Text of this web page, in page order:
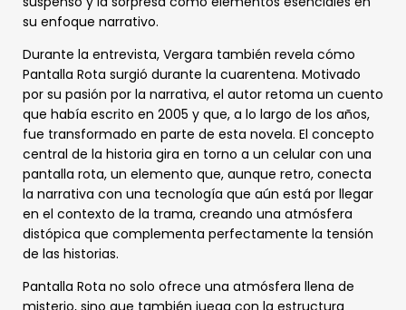
su enfoque narrativo.
Durante la entrevista, Vergara también revela cómo
Pantalla Rota surgió durante la cuarentena. Motivado
por su pasión por la narrativa, el autor retoma un cuento
que había escrito en 2005 y que, a lo largo de los años,
fue transformado en parte de esta novela. El concepto
central de la historia gira en torno a un celular con una
pantalla rota, un elemento que, aunque retro, conecta
la narrativa con una tecnología que aún está por llegar
en el contexto de la trama, creando una atmósfera
distópica que complementa perfectamente la tensión
de las historias.
Pantalla Rota no solo ofrece una atmósfera llena de
misterio, sino que también juega con la estructura